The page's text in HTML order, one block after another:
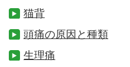
猫背
頭痛の原因と種類
生理痛